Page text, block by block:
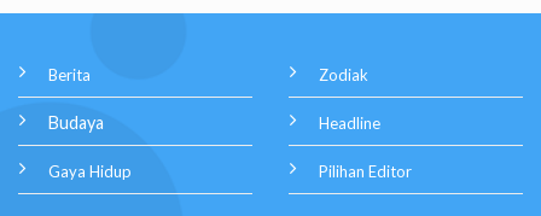
Berita
Budaya
Gaya Hidup
Zodiak
Headline
Pilihan Editor